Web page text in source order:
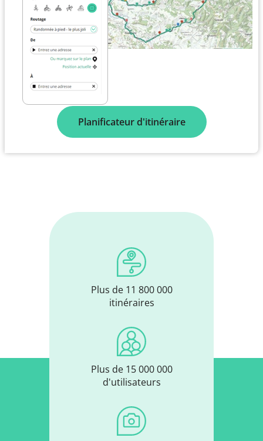
Planificateur d'itinéraire
Plus de 11 800 000
itinéraires
Plus de 15 000 000
d'utilisateurs